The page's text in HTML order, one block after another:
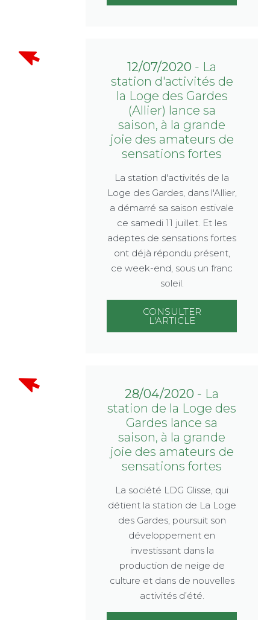
12/07/2020 - La
station d'activités de
la Loge des Gardes
(Allier) lance sa
saison, à la grande
joie des amateurs de
sensations fortes
La station d'activités de la
Loge des Gardes, dans l'Allier,
a démarré sa saison estivale
ce samedi 11 juillet. Et les
adeptes de sensations fortes
ont déjà répondu présent,
ce week-end, sous un franc
soleil.
CONSULTER
L'ARTICLE
28/04/2020 - La
station de la Loge des
Gardes lance sa
saison, à la grande
joie des amateurs de
sensations fortes
La société LDG Glisse, qui
détient la station de La Loge
des Gardes, poursuit son
développement en
investissant dans la
production de neige de
culture et dans de nouvelles
activités d’été.